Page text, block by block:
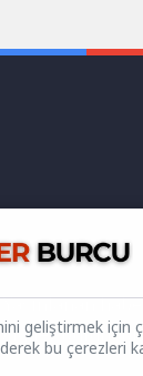
Yayınlanan
geliştirmek için
bu çerezleri